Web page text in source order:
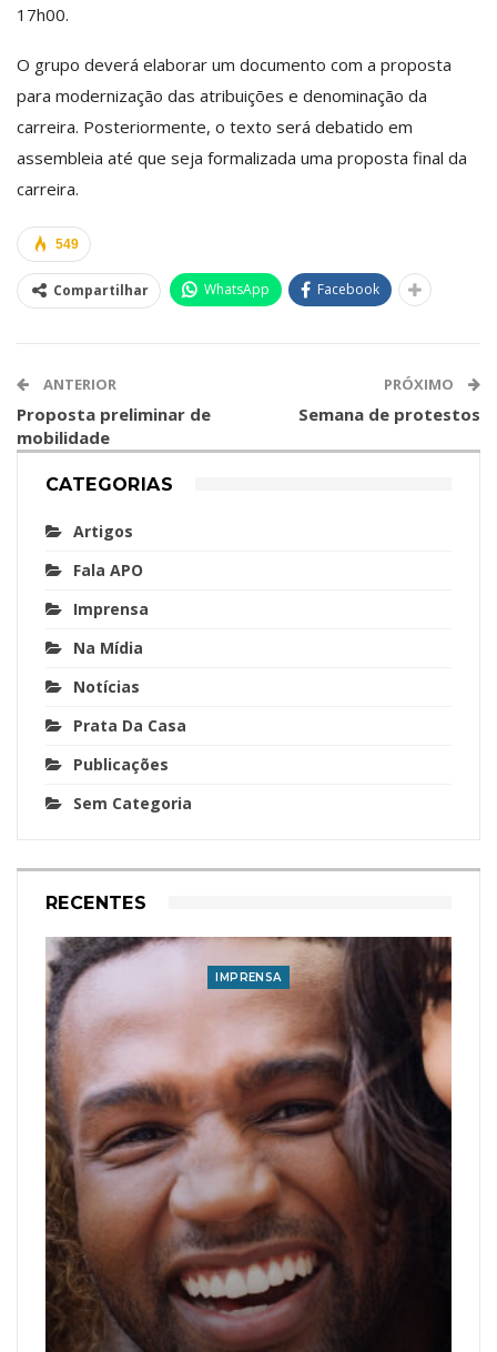
17h00.
O grupo deverá elaborar um documento com a proposta
para modernização das atribuições e denominação da
carreira. Posteriormente, o texto será debatido em
assembleia até que seja formalizada uma proposta final da
carreira.
549
Compartilhar WhatsApp Facebook
ANTERIOR
Proposta preliminar de
mobilidade
PRÓXIMO
Semana de protestos
CATEGORIAS
Artigos
Fala APO
Imprensa
Na Mídia
Notícias
Prata Da Casa
Publicações
Sem Categoria
RECENTES
IMPRENSA